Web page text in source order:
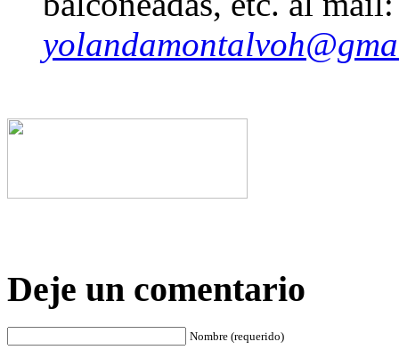
Deje un comentario
Nombre (requerido)